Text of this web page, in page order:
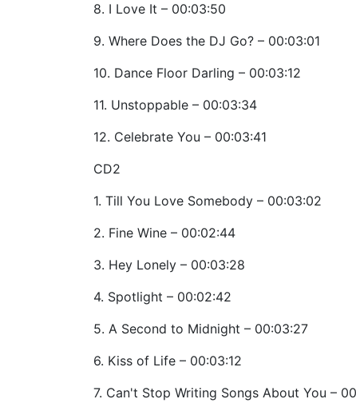
8. I Love It – 00:03:50
9. Where Does the DJ Go? – 00:03:01
10. Dance Floor Darling – 00:03:12
11. Unstoppable – 00:03:34
12. Celebrate You – 00:03:41
CD2
1. Till You Love Somebody – 00:03:02
2. Fine Wine – 00:02:44
3. Hey Lonely – 00:03:28
4. Spotlight – 00:02:42
5. A Second to Midnight – 00:03:27
6. Kiss of Life – 00:03:12
7. Can't Stop Writing Songs About You –